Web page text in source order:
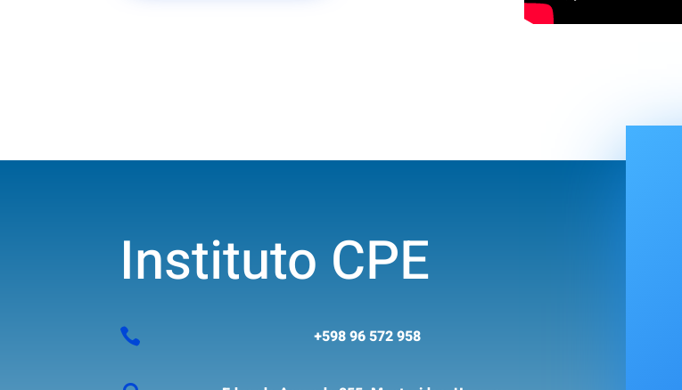
Instituto CPE
 +598 96 572 958